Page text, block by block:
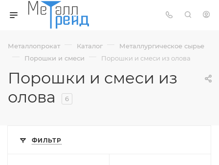
Металлопрокат — Каталог — Металлургическое сырье
— Порошки и смеси — Порошки и смеси из олова
Порошки и смеси из
олова
6
ФИЛЬТР